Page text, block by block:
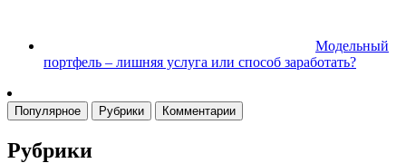
Модельный
портфель – лишняя услуга или способ заработать?
Популярное Рубрики Комментарии
Рубрики